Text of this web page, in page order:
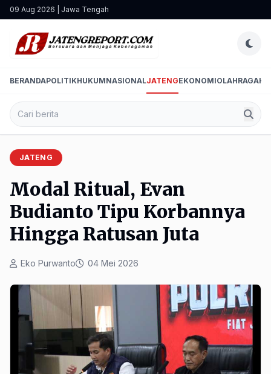
09 Aug 2026 | Jawa Tengah
BERANDAPOLITIKHUKUMNASIONALJATENGEKONOMIOLAHRAGA
JATENG
Modal Ritual, Evan
Budianto Tipu Korbannya
Hingga Ratusan Juta
Eko Purwanto 04 Mei 2026